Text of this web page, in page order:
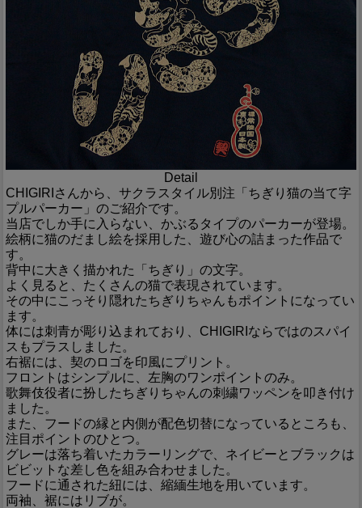
Detail
CHIGIRIさんから、サクラスタイル別注「ちぎり猫の当て字
プルパーカー」のご紹介です。
当店でしか手に入らない、かぶるタイプのパーカーが登場。
絵柄に猫のだまし絵を採用した、遊び心の詰まった作品で
す。
背中に大きく描かれた「ちぎり」の文字。
よく見ると、たくさんの猫で表現されています。
その中にこっそり隠れたちぎりちゃんもポイントになってい
ます。
体には刺青が彫り込まれており、CHIGIRIならではのスパイ
スもプラスしました。
右裾には、契のロゴを印風にプリント。
フロントはシンプルに、左胸のワンポイントのみ。
歌舞伎役者に扮したちぎりちゃんの刺繍ワッペンを叩き付け
ました。
また、フードの縁と内側が配色切替になっているところも、
注目ポイントのひとつ。
グレーは落ち着いたカラーリングで、ネイビーとブラックは
ビビットな差し色を組み合わせました。
フードに通された紐には、縮緬生地を用いています。
両袖、裾にはリブが。